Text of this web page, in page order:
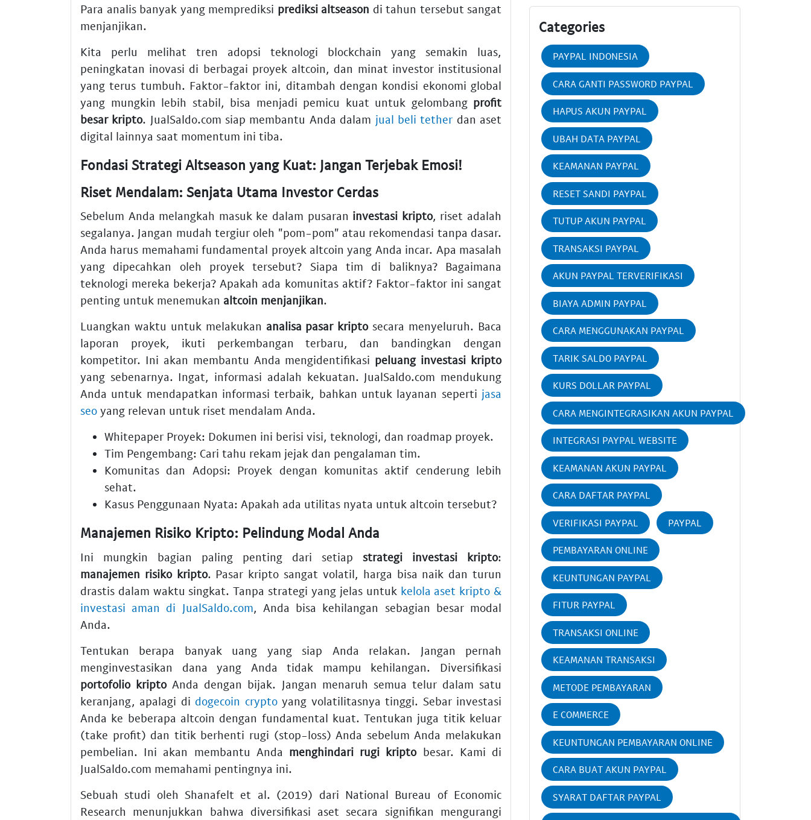
Para analis banyak yang memprediksi prediksi altseason di tahun tersebut sangat
menjanjikan.
Kita perlu melihat tren adopsi teknologi blockchain yang semakin luas,
peningkatan inovasi di berbagai proyek altcoin, dan minat investor institusional
yang terus tumbuh. Faktor-faktor ini, ditambah dengan kondisi ekonomi global
yang mungkin lebih stabil, bisa menjadi pemicu kuat untuk gelombang profit
besar kripto. JualSaldo.com siap membantu Anda dalam jual beli tether dan aset
digital lainnya saat momentum ini tiba.
Fondasi Strategi Altseason yang Kuat: Jangan Terjebak Emosi!
Riset Mendalam: Senjata Utama Investor Cerdas
Sebelum Anda melangkah masuk ke dalam pusaran investasi kripto, riset adalah
segalanya. Jangan mudah tergiur oleh "pom-pom" atau rekomendasi tanpa dasar.
Anda harus memahami fundamental proyek altcoin yang Anda incar. Apa masalah
yang dipecahkan oleh proyek tersebut? Siapa tim di baliknya? Bagaimana
teknologi mereka bekerja? Apakah ada komunitas aktif? Faktor-faktor ini sangat
penting untuk menemukan altcoin menjanjikan.
Luangkan waktu untuk melakukan analisa pasar kriptosecara menyeluruh. Baca
laporan proyek, ikuti perkembangan terbaru, dan bandingkan dengan
kompetitor. Ini akan membantu Anda mengidentifikasi peluang investasi kripto
yang sebenarnya. Ingat, informasi adalah kekuatan. JualSaldo.com mendukung
Anda untuk mendapatkan informasi terbaik, bahkan untuk layanan seperti jasa
seo yang relevan untuk riset mendalam Anda.
Whitepaper Proyek: Dokumen ini berisi visi, teknologi, dan roadmap proyek.
Tim Pengembang: Cari tahu rekam jejak dan pengalaman tim.
Komunitas dan Adopsi: Proyek dengan komunitas aktif cenderung lebih
sehat.
Kasus Penggunaan Nyata: Apakah ada utilitas nyata untuk altcoin tersebut?
Manajemen Risiko Kripto: Pelindung Modal Anda
Ini mungkin bagian paling penting dari setiap strategi investasi kripto:
manajemen risiko kripto. Pasar kripto sangat volatil, harga bisa naik dan turun
drastis dalam waktu singkat. Tanpa strategi yang jelas untuk kelola aset kripto &
investasi aman di JualSaldo.com, Anda bisa kehilangan sebagian besar modal
Anda.
Tentukan berapa banyak uang yang siap Anda relakan. Jangan pernah
menginvestasikan dana yang Anda tidak mampu kehilangan. Diversifikasi
portofolio kriptoAnda dengan bijak. Jangan menaruh semua telur dalam satu
keranjang, apalagi di dogecoin cryptoyang volatilitasnya tinggi. Sebar investasi
Anda ke beberapa altcoin dengan fundamental kuat. Tentukan juga titik keluar
(take profit) dan titik berhenti rugi (stop-loss) Anda sebelum Anda melakukan
pembelian. Ini akan membantu Anda menghindari rugi kriptobesar. Kami di
JualSaldo.com memahami pentingnya ini.
Sebuah studi oleh Shanafelt et al. (2019) dari National Bureau of Economic
Research menunjukkan bahwa diversifikasi aset secara signifikan mengurangi
Categories
PAYPAL INDONESIA
CARA GANTI PASSWORD PAYPAL
HAPUS AKUN PAYPAL
UBAH DATA PAYPAL
KEAMANAN PAYPAL
RESET SANDI PAYPAL
TUTUP AKUN PAYPAL
TRANSAKSI PAYPAL
AKUN PAYPAL TERVERIFIKASI
BIAYA ADMIN PAYPAL
CARA MENGGUNAKAN PAYPAL
TARIK SALDO PAYPAL
KURS DOLLAR PAYPAL
CARA MENGINTEGRASIKAN AKUN PAYPAL
INTEGRASI PAYPAL WEBSITE
KEAMANAN AKUN PAYPAL
CARA DAFTAR PAYPAL
VERIFIKASI PAYPAL PAYPAL
PEMBAYARAN ONLINE
KEUNTUNGAN PAYPAL
FITUR PAYPAL
TRANSAKSI ONLINE
KEAMANAN TRANSAKSI
METODE PEMBAYARAN
E COMMERCE
KEUNTUNGAN PEMBAYARAN ONLINE
CARA BUAT AKUN PAYPAL
SYARAT DAFTAR PAYPAL